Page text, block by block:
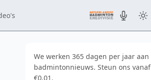
We werken 365 dagen per jaar aan
badmintonnieuws. Steun ons vanaf
€0,01.